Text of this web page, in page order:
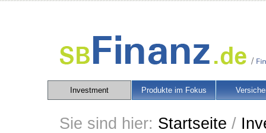
Investment Produkte im Fokus
Sie sind hier: Startseite /